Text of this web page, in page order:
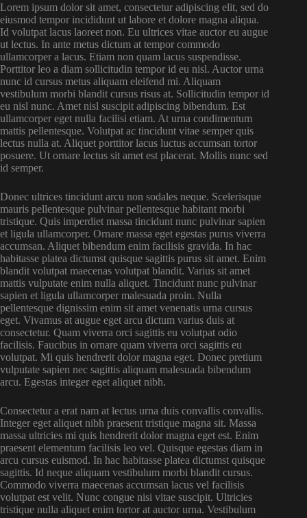
Lorem ipsum dolor sit amet, consectetur adipiscing elit, sed do
eiusmod tempor incididunt ut labore et dolore magna aliqua.
Id volutpat lacus laoreet non. Eu ultrices vitae auctor eu augue
ut lectus. In ante metus dictum at tempor commodo
ullamcorper a lacus. Etiam non quam lacus suspendisse.
Porttitor leo a diam sollicitudin tempor id eu nisl. Auctor urna
nunc id cursus metus aliquam eleifend mi. Aliquam
vestibulum morbi blandit cursus risus at. Sollicitudin tempor id
eu nisl nunc. Amet nisl suscipit adipiscing bibendum. Est
ullamcorper eget nulla facilisi etiam. At urna condimentum
mattis pellentesque. Volutpat ac tincidunt vitae semper quis
lectus nulla at. Aliquet porttitor lacus luctus accumsan tortor
posuere. Ut ornare lectus sit amet est placerat. Mollis nunc sed
id semper.
Donec ultrices tincidunt arcu non sodales neque. Scelerisque
mauris pellentesque pulvinar pellentesque habitant morbi
tristique. Quis imperdiet massa tincidunt nunc pulvinar sapien
et ligula ullamcorper. Ornare massa eget egestas purus viverra
accumsan. Aliquet bibendum enim facilisis gravida. In hac
habitasse platea dictumst quisque sagittis purus sit amet. Enim
blandit volutpat maecenas volutpat blandit. Varius sit amet
mattis vulputate enim nulla aliquet. Tincidunt nunc pulvinar
sapien et ligula ullamcorper malesuada proin. Nulla
pellentesque dignissim enim sit amet venenatis urna cursus
eget. Vivamus at augue eget arcu dictum varius duis at
consectetur. Quam viverra orci sagittis eu volutpat odio
facilisis. Faucibus in ornare quam viverra orci sagittis eu
volutpat. Mi quis hendrerit dolor magna eget. Donec pretium
vulputate sapien nec sagittis aliquam malesuada bibendum
arcu. Egestas integer eget aliquet nibh.
Consectetur a erat nam at lectus urna duis convallis convallis.
Integer eget aliquet nibh praesent tristique magna sit. Massa
massa ultricies mi quis hendrerit dolor magna eget est. Enim
praesent elementum facilisis leo vel. Quisque egestas diam in
arcu cursus euismod. In hac habitasse platea dictumst quisque
sagittis. Id neque aliquam vestibulum morbi blandit cursus.
Commodo viverra maecenas accumsan lacus vel facilisis
volutpat est velit. Nunc congue nisi vitae suscipit. Ultricies
tristique nulla aliquet enim tortor at auctor urna. Vestibulum